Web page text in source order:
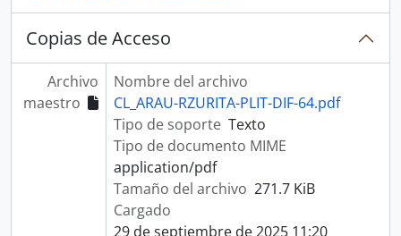
Copias de Acceso
Archivo
maestro
Nombre del archivo
CL_ARAU-RZURITA-PLIT-DIF-64.pdf
Tipo de soporte Texto
Tipo de documento MIME
application/pdf
Tamaño del archivo 271.7 KiB
Cargado
29 de septiembre de 2025 11:20